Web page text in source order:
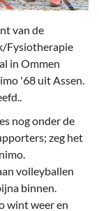
van de
Fysiotherapie
in Ommen
'68 uit Assen.
nog onder de
zeg het
volleyballen
binnen.
wint weer en